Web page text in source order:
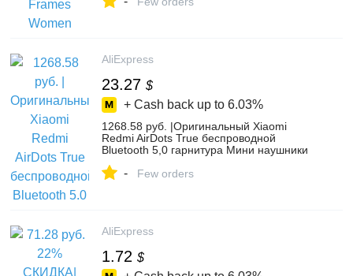
AliExpress
23.27 $
+ Cash back up to 6.03%
1268.58 руб. |Оригинальный Xiaomi
Redmi AirDots True беспроводной
Bluetooth 5,0 гарнитура Мини наушники
наушников DSP шумоподавление-in
- Few orders
AliExpress
1.72 $